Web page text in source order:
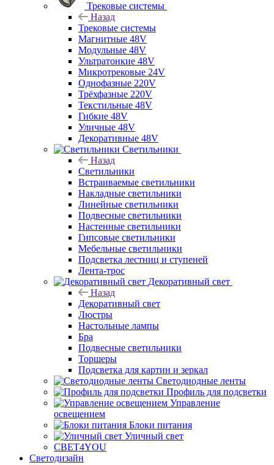
Трековые системы
Назад
Трековые системы
Магнитные 48V
Модульные 48V
Ультратонкие 48V
Микротрековые 24V
Однофазные 220V
Трёхфазные 220V
Текстильные 48V
Гибкие 48V
Уличные 48V
Декоративные 48V
Светильники
Назад
Светильники
Встраиваемые светильники
Накладные светильники
Линейные светильники
Подвесные светильники
Настенные светильники
Гипсовые светильники
Мебельные светильники
Подсветка лестниц и ступеней
Лента-трос
Декоративный свет
Назад
Декоративный свет
Люстры
Настольные лампы
Бра
Подвесные светильники
Торшеры
Подсветка для картин и зеркал
Светодиодные ленты
Профиль для подсветки
Управление
освещением
Блоки питания
Уличный свет
СВЕТ4YOU
Светодизайн